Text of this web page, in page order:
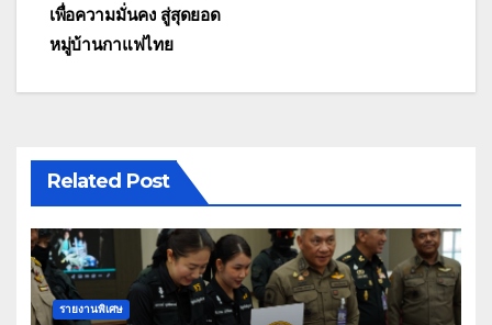
เพื่อความมั่นคง สู่สุดยอด
หมู่บ้านกาแฟไทย
Related Post
รายงานพิเศษ